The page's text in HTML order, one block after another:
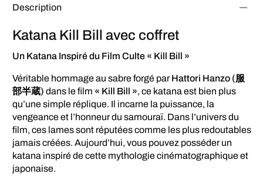
Description
Katana Kill Bill avec coffret
Un Katana Inspiré du Film Culte « Kill Bill »
Véritable hommage au sabre forgé parHattori Hanzo (服
部半蔵) dans le film « Kill Bill », ce katana est bien plus
qu’une simple réplique. Il incarne la puissance, la
vengeance et l’honneur du samouraï. Dans l’univers du
film, ces lames sont réputées comme les plus redoutables
jamais créées. Aujourd’hui, vous pouvez posséder un
katana inspiré de cette mythologie cinématographique et
japonaise.